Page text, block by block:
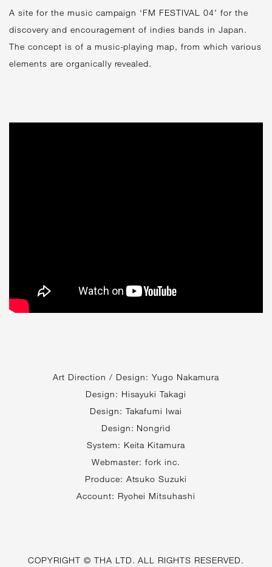
A site for the music campaign ‘FM FESTIVAL 04’ for the
discovery and encouragement of indies bands in Japan.
The concept is of a music-playing map, from which various
elements are organically revealed.
Art Direction / Design: Yugo Nakamura
Design: Hisayuki Takagi
Design: Takafumi Iwai
Design: Nongrid
System: Keita Kitamura
Webmaster: fork inc.
Produce: Atsuko Suzuki
Account: Ryohei Mitsuhashi
COPYRIGHT © THA LTD. ALL RIGHTS RESERVED.